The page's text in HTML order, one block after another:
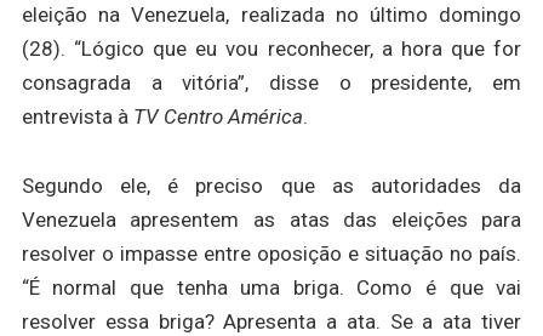
eleição na Venezuela, realizada no último domingo
(28). “Lógico que eu vou reconhecer, a hora que for
consagrada a vitória”, disse o presidente, em
entrevista à TV Centro América.
Segundo ele, é preciso que as autoridades da
Venezuela apresentem as atas das eleições para
resolver o impasse entre oposição e situação no país.
“É normal que tenha uma briga. Como é que vai
resolver essa briga? Apresenta a ata. Se a ata tiver